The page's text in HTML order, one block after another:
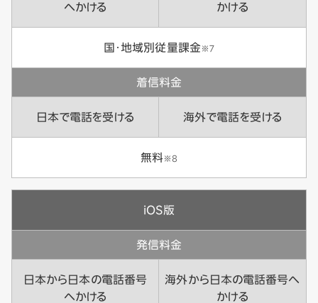
へかける
かける
国・地域別従量課金 ※7
着信料金
日本で電話を受ける 海外で電話を受ける
無料 ※8
iOS版
発信料金
日本から日本の電話番号
へかける
海外から日本の電話番号へ
かける